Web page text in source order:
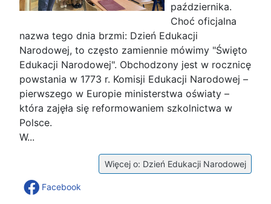
października.
Choć oficjalna
nazwa tego dnia brzmi: Dzień Edukacji
Narodowej, to często zamiennie mówimy "Święto
Edukacji Narodowej". Obchodzony jest w rocznicę
powstania w 1773 r. Komisji Edukacji Narodowej –
pierwszego w Europie ministerstwa oświaty –
która zajęła się reformowaniem szkolnictwa w
Polsce.
W...
Więcej o: Dzień Edukacji Narodowej
Facebook